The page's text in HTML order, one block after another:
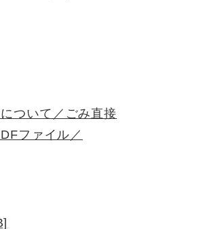
ついて／ごみ直接
ファイル／